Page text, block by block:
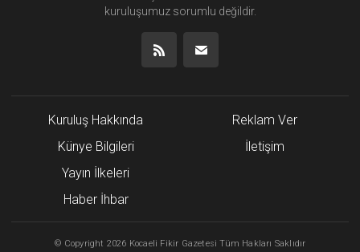
kuruluşumuz sorumlu değildir.
Kuruluş Hakkında
Künye Bilgileri
Yayın İlkeleri
Haber İhbar
Reklam Ver
İletişim
© Copyright 2026 Kocaeli Fikir Gazetesi Tüm Hakları Saklıdır